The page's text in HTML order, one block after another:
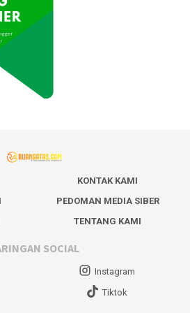
KONTAK KAMI
PEDOMAN MEDIA SIBER
TENTANG KAMI
SOCIAL
Instagram
Tiktok